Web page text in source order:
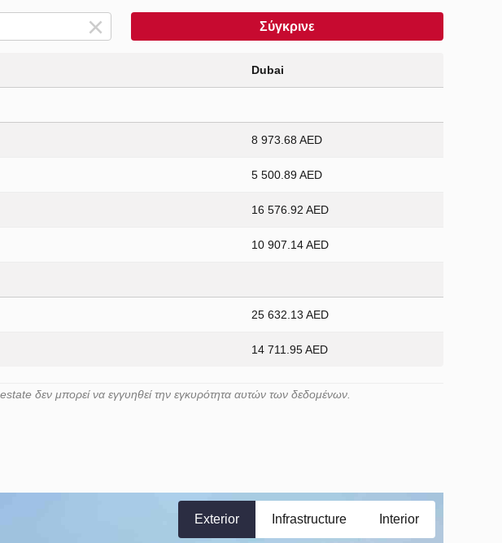
Σύγκρινε
Dubai
8 973.68 AED
5 500.89 AED
16 576.92 AED
10 907.14 AED
25 632.13 AED
14 711.95 AED
δεν μπορεί να εγγυηθεί την εγκυρότητα αυτών των δεδομένων.
Exterior Infrastructure Interior